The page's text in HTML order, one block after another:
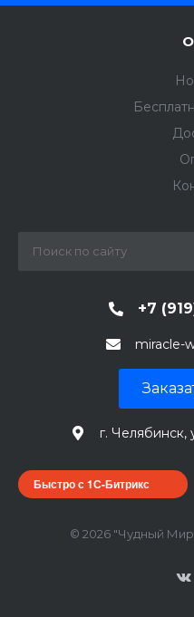
+7
miracle-
г. Челябинск,
Быстро с 1С-Битрикс
© 2026 "Чудный